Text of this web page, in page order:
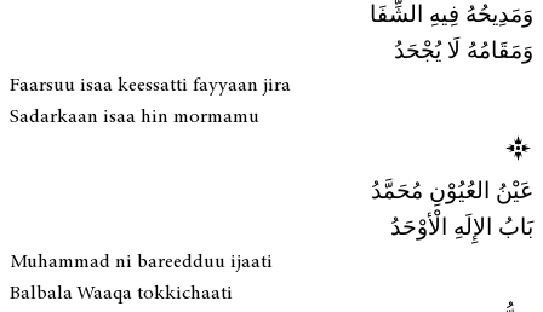
وَمَدِيحُهُ فِيهِ الشِّفَا
وَمَقَامُهُ لَا يُجْحَدُ
Faarsuu isaa keessatti fayyaan jira
Sadarkaan isaa hin mormamu
عَيْنُ العُيُوْنِ مُحَمَّدُ
بَابُ الإِلَهِ الْأوْحَدُ
Muhammad ni bareedduu ijaati
Balbala Waaqa tokkichaati